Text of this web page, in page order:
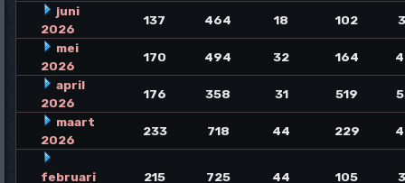
juni
2026
137 464 18 102
mei
2026
170 494 32 164
april
2026
176 358 31 519
maart
2026
233 718 44 229
februari
215 725 44 105